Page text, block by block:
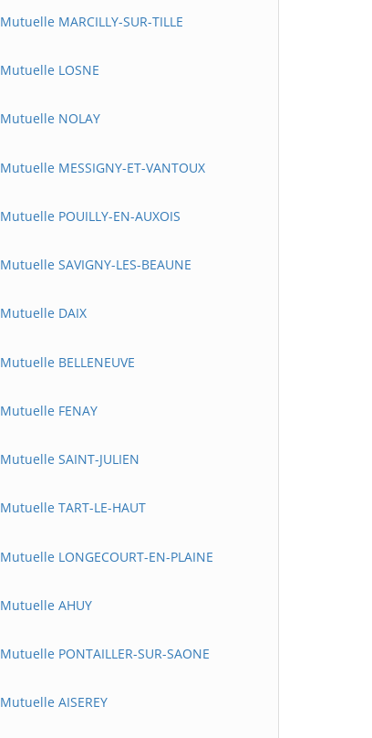
Mutuelle MARCILLY-SUR-TILLE
Mutuelle LOSNE
Mutuelle NOLAY
Mutuelle MESSIGNY-ET-VANTOUX
Mutuelle POUILLY-EN-AUXOIS
Mutuelle SAVIGNY-LES-BEAUNE
Mutuelle DAIX
Mutuelle BELLENEUVE
Mutuelle FENAY
Mutuelle SAINT-JULIEN
Mutuelle TART-LE-HAUT
Mutuelle LONGECOURT-EN-PLAINE
Mutuelle AHUY
Mutuelle PONTAILLER-SUR-SAONE
Mutuelle AISEREY